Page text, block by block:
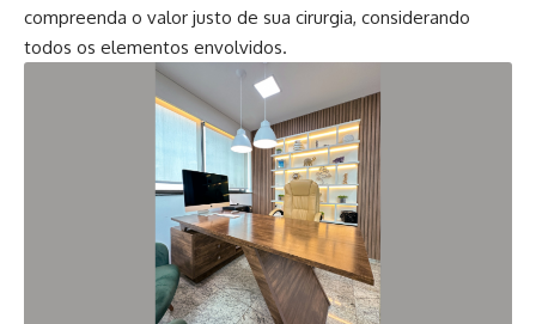
compreenda o valor justo de sua cirurgia, considerando
todos os elementos envolvidos.